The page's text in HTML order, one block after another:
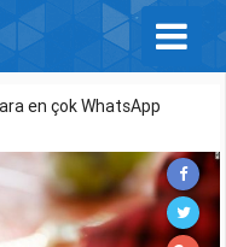
en çok WhatsApp